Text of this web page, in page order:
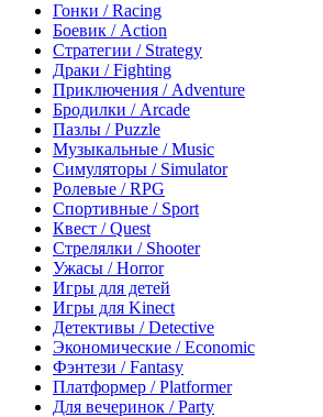
Гонки / Racing
Боевик / Action
Стратегии / Strategy
Драки / Fighting
Приключения / Adventure
Бродилки / Arcade
Пазлы / Puzzle
Музыкальные / Music
Симуляторы / Simulator
Ролевые / RPG
Спортивные / Sport
Квест / Quest
Стрелялки / Shooter
Ужасы / Horror
Игры для детей
Игры для Kinect
Детективы / Detective
Экономические / Economic
Фэнтези / Fantasy
Платформер / Platformer
Для вечеринок / Party